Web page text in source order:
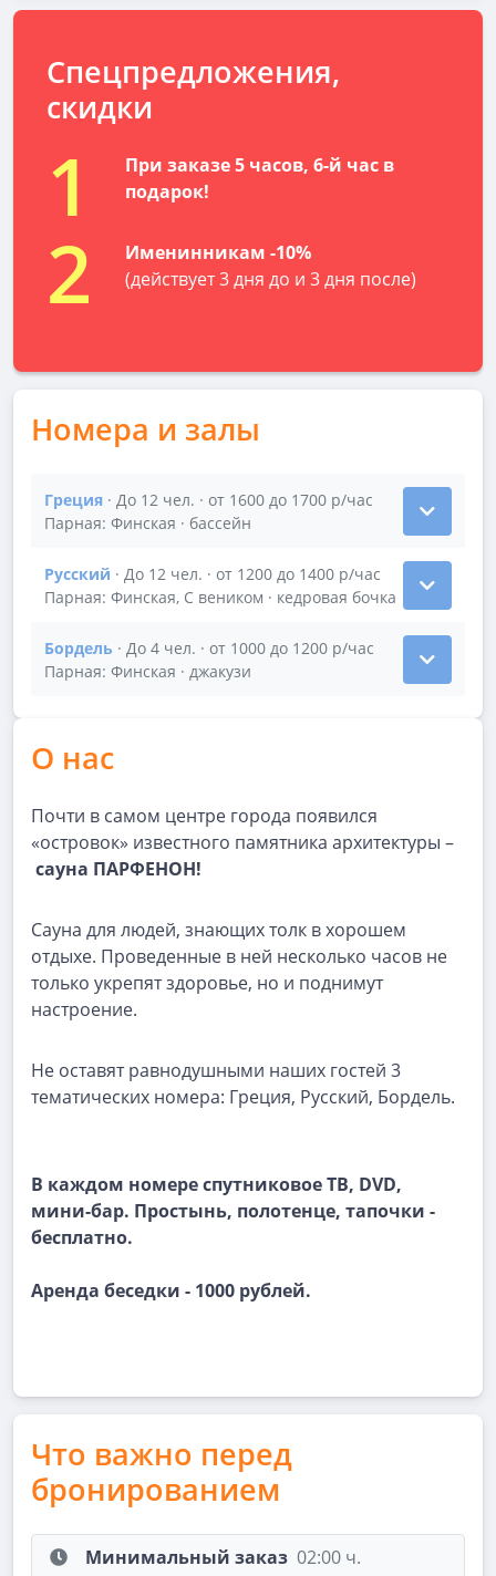
Спецпредложения,
скидки
1
При заказе 5 часов, 6-й час в
подарок!
2
Именинникам -10%
(действует 3 дня до и 3 дня после)
Номера и залы
Греция · До 12 чел. · от 1600 до 1700 р/час
Парная: Финская · бассейн
Показать подробности зала Греция
Русский · До 12 чел. · от 1200 до 1400 р/час
Парная: Финская, С веником · кедровая бочка
Показать подробности зала Русский
Бордель · До 4 чел. · от 1000 до 1200 р/час
Парная: Финская · джакузи
Показать подробности зала Бордель
О нас
Почти в самом центре города появился
«островок» известного памятника архитектуры –
сауна ПАРФЕНОН!
Сауна для людей, знающих толк в хорошем
отдыхе. Проведенные в ней несколько часов не
только укрепят здоровье, но и поднимут
настроение.
Не оставят равнодушными наших гостей 3
тематических номера: Греция, Русский, Бордель.
В каждом номере спутниковое ТВ, DVD,
мини-бар. Простынь, полотенце, тапочки -
бесплатно.
Аренда беседки - 1000 рублей.
Что важно перед
бронированием
Минимальный заказ 02:00 ч.